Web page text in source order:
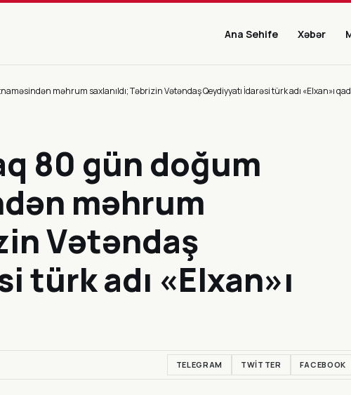
Ana Sehife Xəbər
məhrum saxlanıldı; Təbrizin Vətəndaş Qeydiyyatı İdarəsi türk adı «Elxan»ı
80 gün doğum
məhrum
Vətəndaş
türk adı «Elxan»ı
TELEGRAM TWITTER FACEBOOK